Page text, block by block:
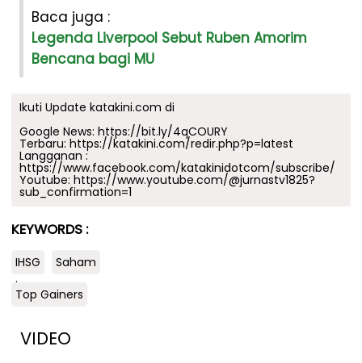
Baca juga :
Legenda Liverpool Sebut Ruben Amorim
Bencana bagi MU
Ikuti Update katakini.com di
Google News: https://bit.ly/4qCOURY
Terbaru: https://katakini.com/redir.php?p=latest
Langganan :
https://www.facebook.com/katakinidotcom/subscribe/
Youtube: https://www.youtube.com/@jurnastv1825?
sub_confirmation=1
KEYWORDS :
IHSG
Saham
.
Top Gainers
VIDEO